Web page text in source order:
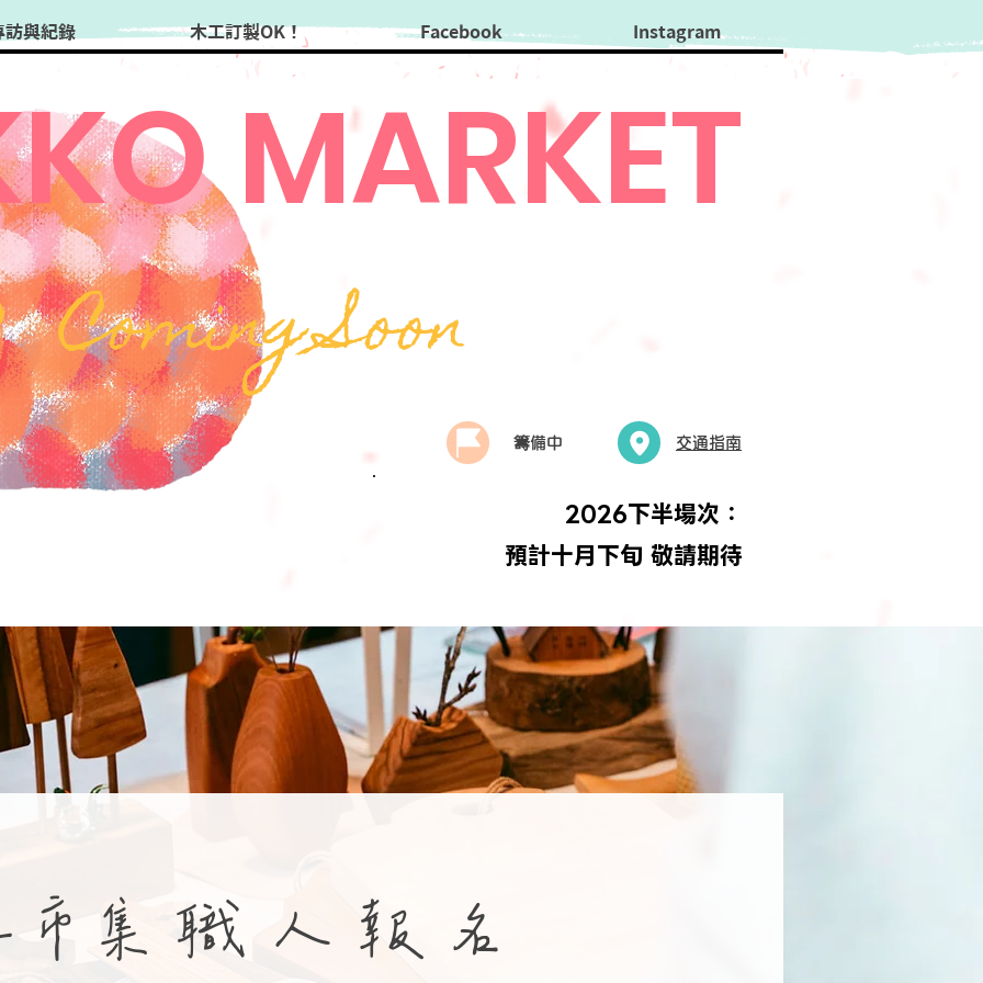
訪與紀錄 木工訂製OK！ Facebook Instagram
2026下半場次：
​預計十月下旬 敬請期待
​籌備中 交通指南
MARKET
Coming Soon
市集職人報名